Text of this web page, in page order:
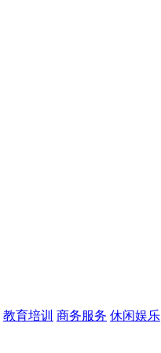
教育培训 商务服务 休闲娱乐